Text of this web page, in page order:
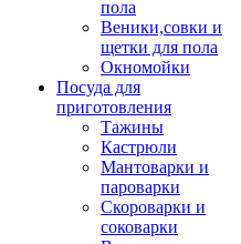
пола
Веники,совки и
щетки для пола
Окномойки
Посуда для
приготовления
Тажины
Кастрюли
Мантоварки и
пароварки
Скороварки и
соковарки